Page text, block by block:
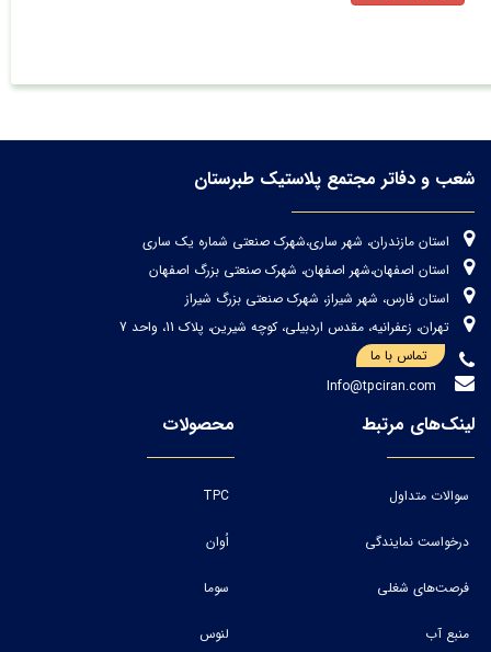
شعب و دفاتر مجتمع پلاستیک طبرستان
استان مازندران، شهر ساری،شهرک صنعتی شماره یک ساری
استان اصفهان،شهر اصفهان، شهرک صنعتی بزرگ اصفهان
استان فارس، شهر شیراز، شهرک صنعتی بزرگ شیراز
تهران، زعفرانیه، مقدس اردبیلی، کوچه شیرین، پلاک 11، واحد 7
تماس با ما
لینک‌های مرتبط
سوالات متداول
درخواست نمایندگی
فرصت‌های شغلی
منبع آب
محصولات
TPC
اُوان
سوما
لنوس